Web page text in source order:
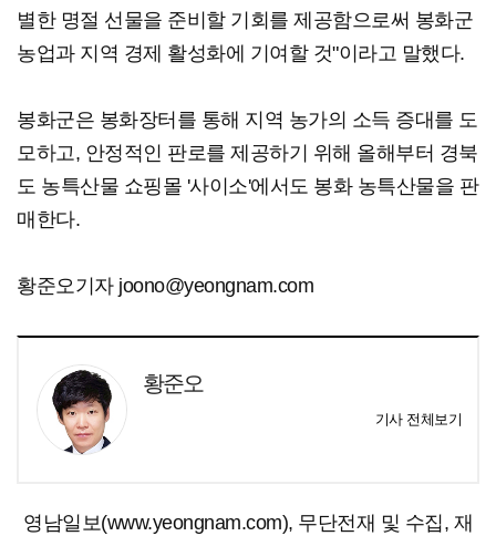
별한 명절 선물을 준비할 기회를 제공함으로써 봉화군
농업과 지역 경제 활성화에 기여할 것"이라고 말했다.
봉화군은 봉화장터를 통해 지역 농가의 소득 증대를 도
모하고, 안정적인 판로를 제공하기 위해 올해부터 경북
도 농특산물 쇼핑몰 '사이소'에서도 봉화 농특산물을 판
매한다.
황준오기자 joono@yeongnam.com
황준오
기사 전체보기
영남일보(www.yeongnam.com), 무단전재 및 수집, 재